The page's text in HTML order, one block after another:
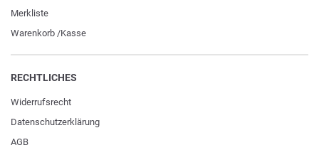
Merkliste
Warenkorb /Kasse
RECHTLICHES
Widerrufs­recht
Daten­schutz­erklärung
AGB